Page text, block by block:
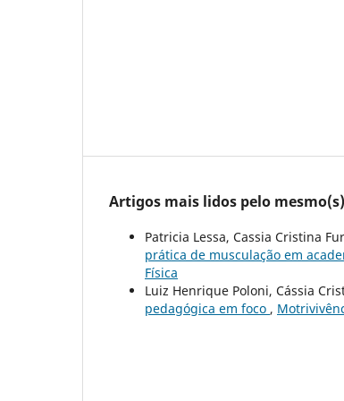
Artigos mais lidos pelo
Patricia Lessa, Cassia Cristina
prática de musculação em
Física
Luiz Henrique Poloni, Cássia
pedagógica em foco ,